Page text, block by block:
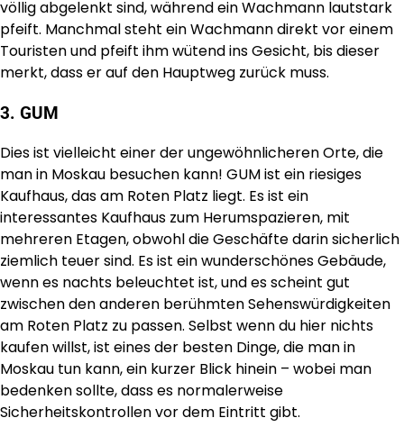
völlig abgelenkt sind, während ein Wachmann lautstark
pfeift. Manchmal steht ein Wachmann direkt vor einem
Touristen und pfeift ihm wütend ins Gesicht, bis dieser
merkt, dass er auf den Hauptweg zurück muss.
3. GUM
Dies ist vielleicht einer der ungewöhnlicheren Orte, die
man in Moskau besuchen kann! GUM ist ein riesiges
Kaufhaus, das am Roten Platz liegt. Es ist ein
interessantes Kaufhaus zum Herumspazieren, mit
mehreren Etagen, obwohl die Geschäfte darin sicherlich
ziemlich teuer sind. Es ist ein wunderschönes Gebäude,
wenn es nachts beleuchtet ist, und es scheint gut
zwischen den anderen berühmten Sehenswürdigkeiten
am Roten Platz zu passen. Selbst wenn du hier nichts
kaufen willst, ist eines der besten Dinge, die man in
Moskau tun kann, ein kurzer Blick hinein – wobei man
bedenken sollte, dass es normalerweise
Sicherheitskontrollen vor dem Eintritt gibt.